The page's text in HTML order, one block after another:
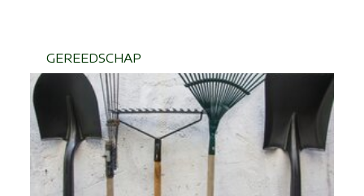
GEREEDSCHAP